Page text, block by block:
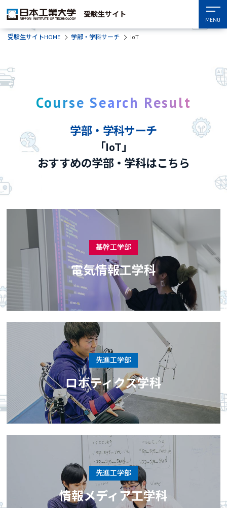
受験生サイト
MENU
受験生サイトHOME 学部・学科サーチ IoT
Course Search Result
学部・学科サーチ
「IoT」
おすすめの学部・学科はこちら
基幹工学部
電気情報工学科
先進工学部
ロボティクス学科
先進工学部
情報メディア工学科